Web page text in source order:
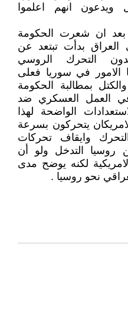
ويدعون انهم اعلموا
بعد ان شعرت الحكومة
العراق بدأت تبتعد عن
التحرك الروسي
الامور في سوريا فعلى
بمطالبة الحكومة
العمل العسكري ضد
الواضحة لهذا
يتحركون بسرعة
وايقاف تحركات
روسيا التدخل ولو أن
لكنه يوضح مدى
نحو روسيا .